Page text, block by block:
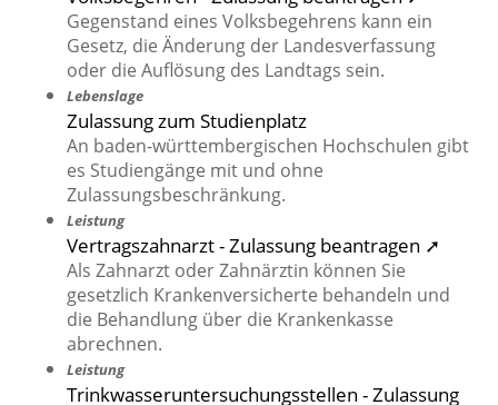
Gegenstand eines Volksbegehrens kann ein
Gesetz, die Änderung der Landesverfassung
oder die Auflösung des Landtags sein.
Lebenslage
Zulassung zum Studienplatz
An baden-württembergischen Hochschulen gibt
es Studiengänge mit und ohne
Zulassungsbeschränkung.
Leistung
Vertragszahnarzt - Zulassung beantragen ➚
Als Zahnarzt oder Zahnärztin können Sie
gesetzlich Krankenversicherte behandeln und
die Behandlung über die Krankenkasse
abrechnen.
Leistung
Trinkwasseruntersuchungsstellen - Zulassung